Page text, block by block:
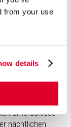
from your use
details
Placebo. Die
Theanin als
der
Unterschiede
nächtlichen